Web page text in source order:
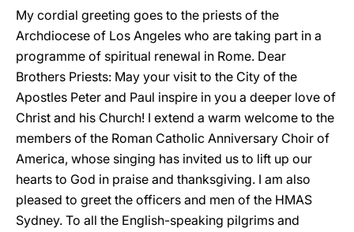
My cordial greeting goes to the priests of the
Archdiocese of Los Angeles who are taking part in a
programme of spiritual renewal in Rome. Dear
Brothers Priests: May your visit to the City of the
Apostles Peter and Paul inspire in you a deeper love of
Christ and his Church! I extend a warm welcome to the
members of the Roman Catholic Anniversary Choir of
America, whose singing has invited us to lift up our
hearts to God in praise and thanksgiving. I am also
pleased to greet the officers and men of the HMAS
Sydney. To all the English-speaking pilgrims and